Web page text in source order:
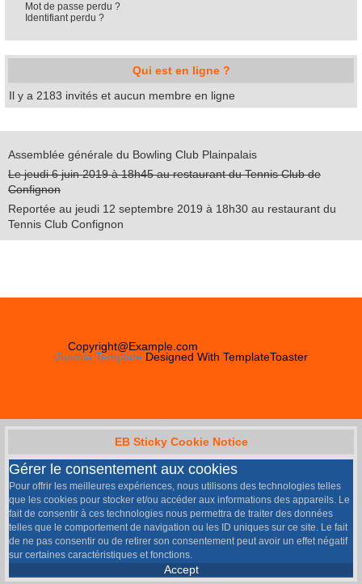
Mot de passe perdu ?
Identifiant perdu ?
Qui est en ligne ?
Il y a 2183 invités et aucun membre en ligne
Assemblée générale du Bowling Club Plainpalais
Le jeudi 6 juin 2019 à 18h45 au restaurant du Tennis Club de
Confignon
Reportée au jeudi 12 septembre 2019 à 18h30 au restaurant du
Tennis Club Confignon
Copyright@Example.com
Joomla Template Designed With TemplateToaster
EB Sticky Cookie Notice
Gérer le consentement aux cookies
Pour offrir les meilleures expériences, nous utilisons des technologies telles
que les cookies pour stocker et/ou accéder aux informations des appareils. Le
fait de consentir à ces technologies nous permettra de traiter des données
telles que le comportement de navigation ou les ID uniques sur ce site. Le fait
de ne pas consentir ou de retirer son consentement peut avoir un effet négatif
sur certaines caractéristiques et fonctions.
Accept